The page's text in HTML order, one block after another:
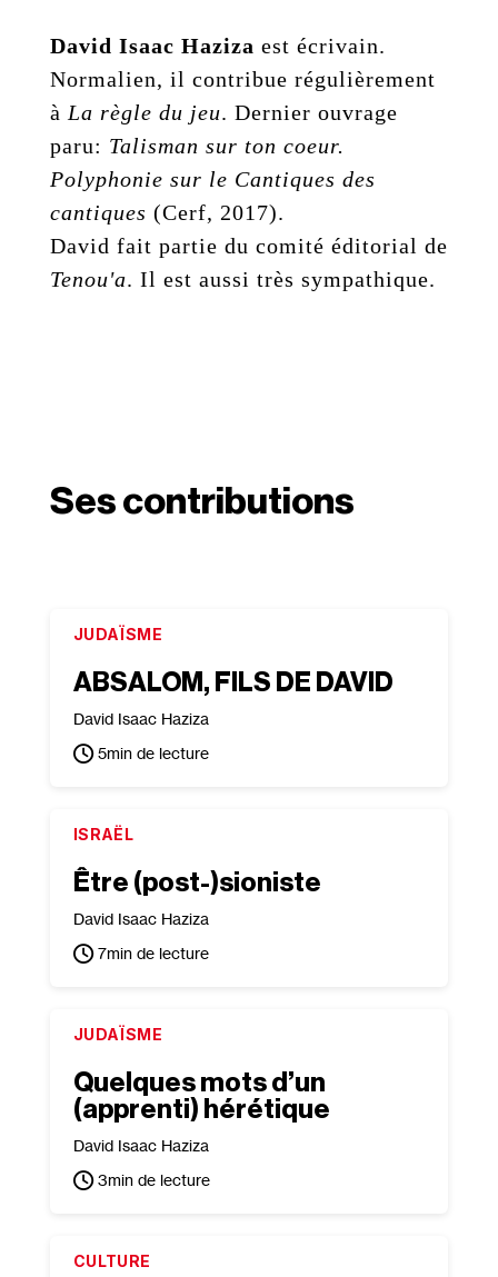
David Isaac Haziza est écrivain.
Normalien, il contribue régulièrement
à La règle du jeu. Dernier ouvrage
paru: Talisman sur ton coeur.
Polyphonie sur le Cantiques des
cantiques (Cerf, 2017).
David fait partie du comité éditorial de
Tenou'a. Il est aussi très sympathique.
Ses contributions
JUDAÏSME
ABSALOM, FILS DE DAVID
David Isaac Haziza
5min de lecture
ISRAËL
Être (post-)sioniste
David Isaac Haziza
7min de lecture
JUDAÏSME
Quelques mots d’un
(apprenti) hérétique
David Isaac Haziza
3min de lecture
CULTURE